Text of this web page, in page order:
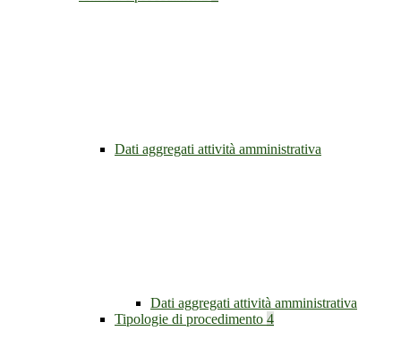
Dati aggregati attività amministrativa
Dati aggregati attività amministrativa
Tipologie di procedimento 4